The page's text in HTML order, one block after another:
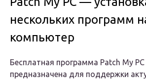
нескольких программ
компьютер
Бесплатная программа Patch My
предназначена для поддержки